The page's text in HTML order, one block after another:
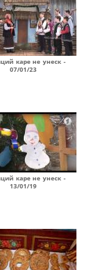
каре не унеск -
07/01/23
каре не унеск -
13/01/19